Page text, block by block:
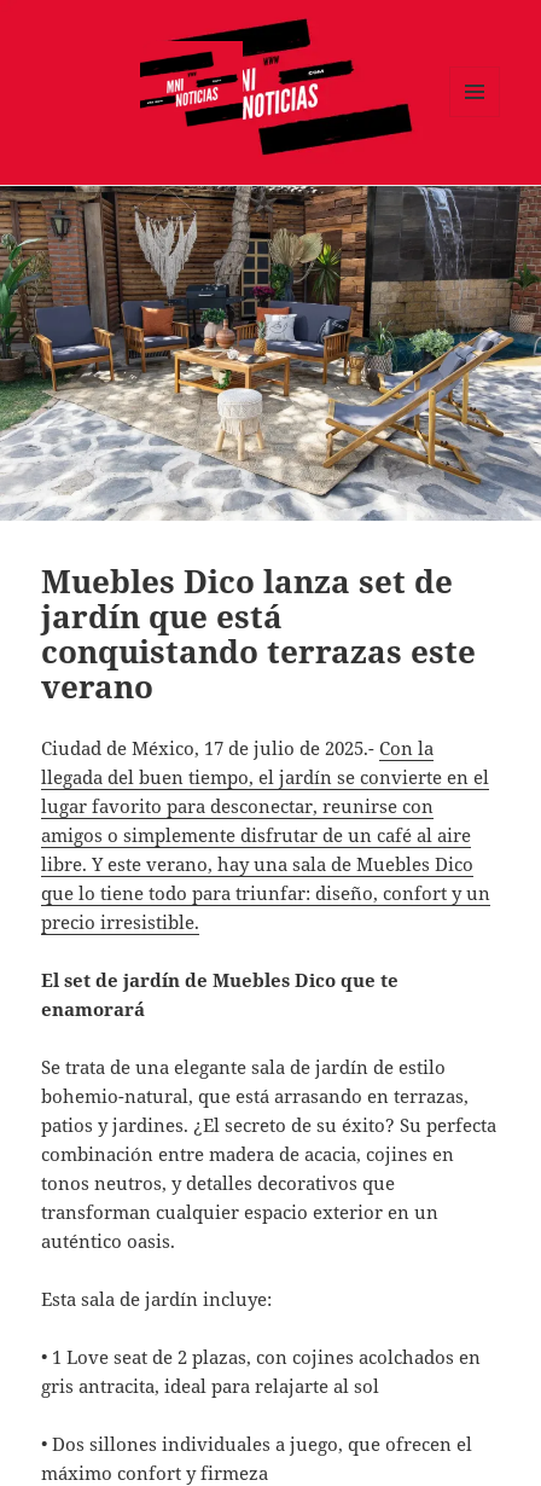
Muebles Dico lanza set de
jardín que está
conquistando terrazas este
verano
Ciudad de México, 17 de julio de 2025.-Con la
llegada del buen tiempo, el jardín se convierte en el
lugar favorito para desconectar, reunirse con
amigos o simplemente disfrutar de un café al aire
libre. Y este verano, hay una sala de Muebles Dico
que lo tiene todo para triunfar: diseño, confort y un
precio irresistible.
El set de jardín de Muebles Dico que te
enamorará
Se trata de una elegante sala de jardín de estilo
bohemio-natural, que está arrasando en terrazas,
patios y jardines. ¿El secreto de su éxito? Su perfecta
combinación entre madera de acacia, cojines en
tonos neutros, y detalles decorativos que
transforman cualquier espacio exterior en un
auténtico oasis.
Esta sala de jardín incluye:
• 1 Love seat de 2 plazas, con cojines acolchados en
gris antracita, ideal para relajarte al sol
• Dos sillones individuales a juego, que ofrecen el
máximo confort y firmeza